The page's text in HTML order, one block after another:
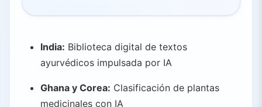
India: Biblioteca digital de textos
ayurvédicos impulsada por IA
Ghana y Corea: Clasificación de plantas
medicinales con IA